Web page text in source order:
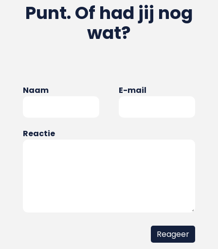
Punt. Of had jij nog
wat?
Naam E-mail
Reactie